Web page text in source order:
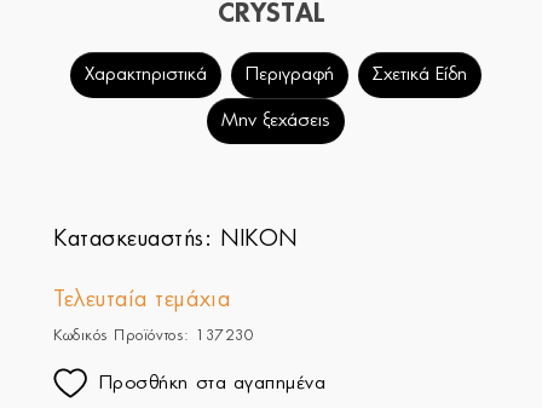
CRYSTAL
Χαρακτηριστικά Περιγραφή Σχετικά Είδη
Μην ξεχάσεις
Κατασκευαστής: NIKON
Τελευταία τεμάχια
Κωδικός Προϊόντος: 137230
Προσθήκη στα αγαπημένα